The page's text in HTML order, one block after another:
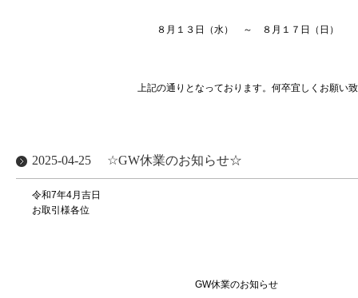
８月１３日（水） ～ ８月１７日（日）
上記の通りとなっております。何卒宜しくお願い致
2025-04-25 ☆GW休業のお知らせ☆
令和7年4月吉日
お取引様各位
GW休業のお知らせ